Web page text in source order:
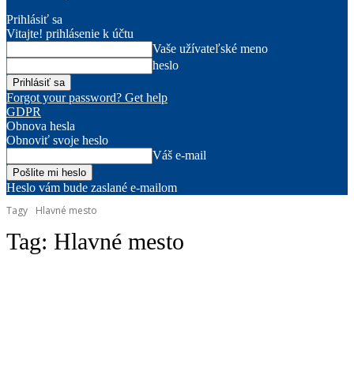
Prihlásiť sa
Vitajte! prihlásenie k účtu
Vaše užívateľské meno
heslo
Forgot your password? Get help
GDPR
Obnova hesla
Obnoviť svoje heslo
Váš e-mail
Heslo vám bude zaslané e-mailom
Tagy
Hlavné mesto
Tag: Hlavné mesto